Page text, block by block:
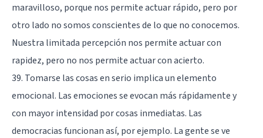
maravilloso, porque nos permite actuar rápido, pero por
otro lado no somos conscientes de lo que no conocemos.
Nuestra limitada percepción nos permite actuar con
rapidez, pero no nos permite actuar con acierto.
39. Tomarse las cosas en serio implica un elemento
emocional. Las emociones se evocan más rápidamente y
con mayor intensidad por cosas inmediatas. Las
democracias funcionan así, por ejemplo. La gente se ve